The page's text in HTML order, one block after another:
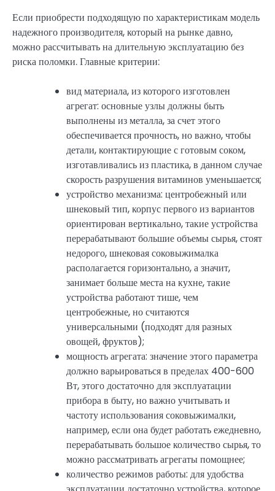
Если приобрести подходящую по характеристикам модель
надежного производителя, который на рынке давно,
можно рассчитывать на длительную эксплуатацию без
риска поломки. Главные критерии:
вид материала, из которого изготовлен
агрегат: основные узлы должны быть
выполнены из металла, за счет этого
обеспечивается прочность, но важно, чтобы
детали, контактирующие с готовым соком,
изготавливались из пластика, в данном случае
скорость разрушения витаминов уменьшается;
устройство механизма: центробежный или
шнековый тип, корпус первого из вариантов
ориентирован вертикально, такие устройства
перерабатывают большие объемы сырья, стоят
недорого, шнековая соковыжималка
располагается горизонтально, а значит,
занимает больше места на кухне, такие
устройства работают тише, чем
центробежные, но считаются
универсальными (подходят для разных
овощей, фруктов);
мощность агрегата: значение этого параметра
должно варьироваться в пределах 400-600
Вт, этого достаточно для эксплуатации
прибора в быту, но важно учитывать и
частоту использования соковыжималки,
например, если она будет работать ежедневно,
перерабатывать большое количество сырья, то
можно рассматривать агрегаты помощнее;
количество режимов работы: для удобства